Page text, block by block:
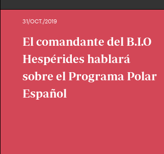
31/OCT./2019
El comandante del B.I.O
Hespérides hablará
sobre el Programa Polar
Español